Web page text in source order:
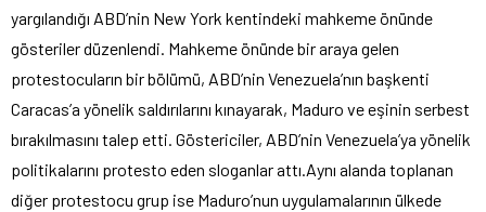
yargılandığı ABD’nin New York kentindeki mahkeme önünde
gösteriler düzenlendi. Mahkeme önünde bir araya gelen
protestocuların bir bölümü, ABD’nin Venezuela’nın başkenti
Caracas’a yönelik saldırılarını kınayarak, Maduro ve eşinin serbest
bırakılmasını talep etti. Göstericiler, ABD’nin Venezuela’ya yönelik
politikalarını protesto eden sloganlar attı.Aynı alanda toplanan
diğer protestocu grup ise Maduro’nun uygulamalarının ülkede